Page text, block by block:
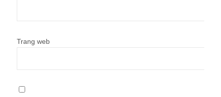
Trang web